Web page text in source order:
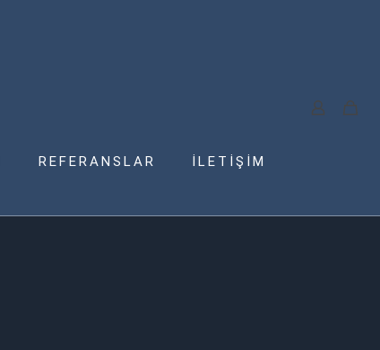
REFERANSLAR İLETİŞİM